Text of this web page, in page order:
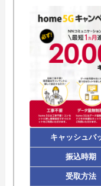
キャッシュバ
振込時期
受取方法